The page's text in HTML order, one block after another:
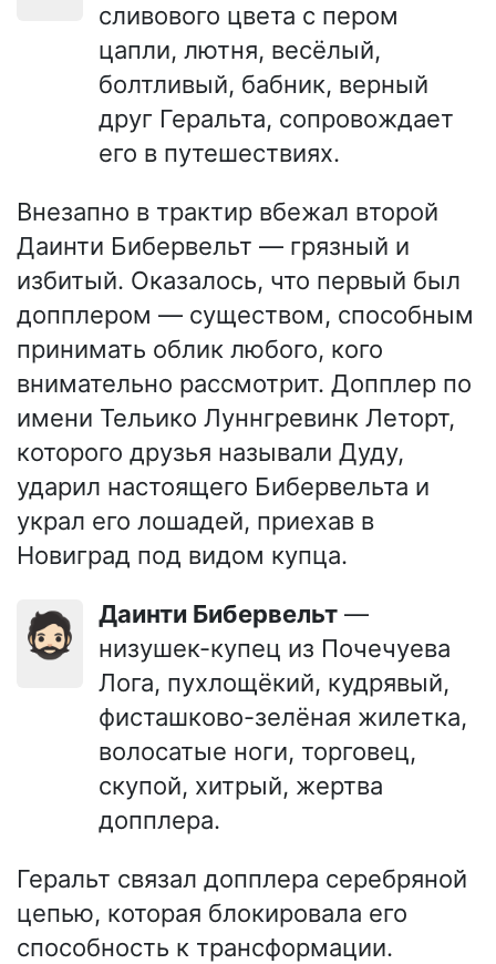
сливового цвета с пером
цапли, лютня, весёлый,
болтливый, бабник, верный
друг Геральта, сопровождает
его в путешествиях.
Внезапно в трактир вбежал второй
Даинти Бибервельт — грязный и
избитый. Оказалось, что первый был
допплером — существом, способным
принимать облик любого, кого
внимательно рассмотрит. Допплер по
имени Тельико Луннгревинк Леторт,
которого друзья называли Дуду,
ударил настоящего Бибервельта и
украл его лошадей, приехав в
Новиград под видом купца.
🧔🏻 Даинти Бибервельт —
низушек-купец из Почечуева
Лога, пухлощёкий, кудрявый,
фисташково-зелёная жилетка,
волосатые ноги, торговец,
скупой, хитрый, жертва
допплера.
Геральт связал допплера серебряной
цепью, которая блокировала его
способность к трансформации.